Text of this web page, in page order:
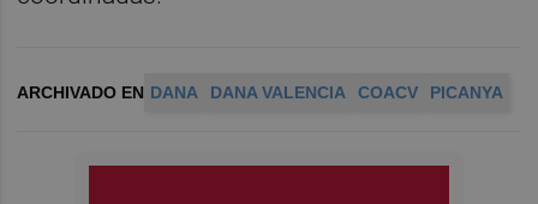
ARCHIVADO EN DANA DANA VALENCIA COACV PICANYA